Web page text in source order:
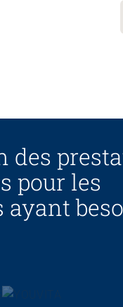
des
pour les
ayant